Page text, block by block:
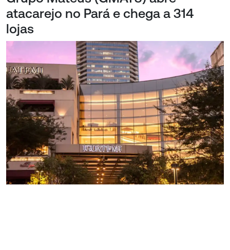
atacarejo no Pará e chega a 314
lojas